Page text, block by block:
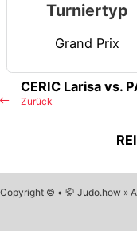
Turniertyp
Grand Prix
Zurück
CERIC Larisa vs.
Copyright © • 🥋 Judo.how »